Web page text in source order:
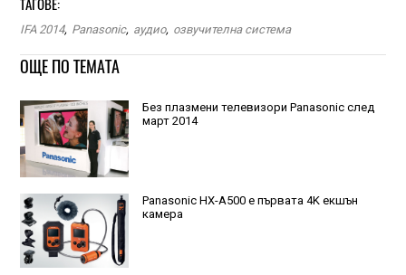
ТАГОВЕ:
IFA 2014, Panasonic, аудио, озвучителна система
ОЩЕ ПО ТЕМАТА
Без плазмени телевизори Panasonic след
март 2014
Panasonic HX-A500 е първата 4K екшън
камера